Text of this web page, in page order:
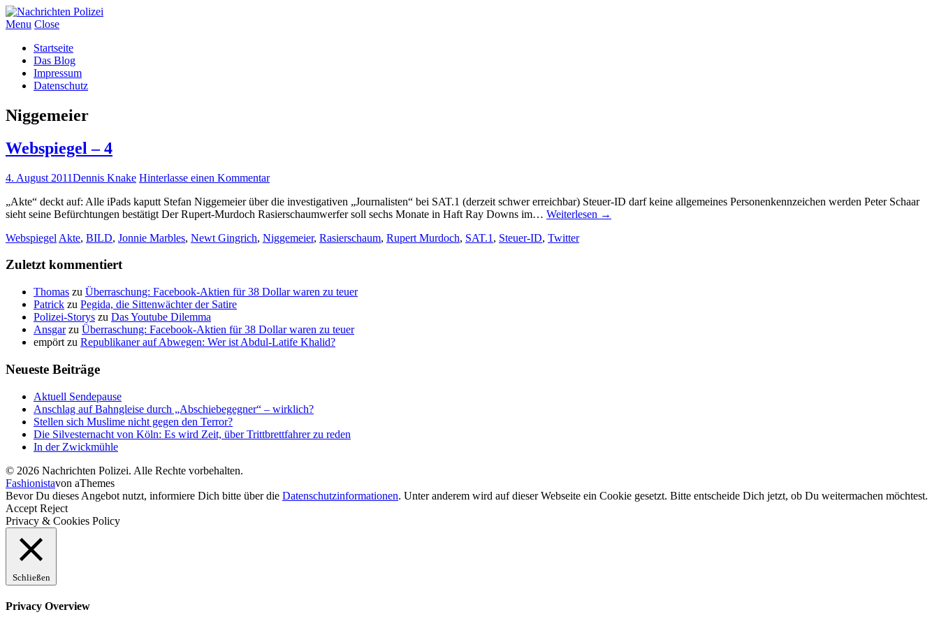
Menu Close
Startseite
Das Blog
Impressum
Datenschutz
Niggemeier
Webspiegel – 4
4. August 2011Dennis Knake Hinterlasse einen Kommentar
„Akte“ deckt auf: Alle iPads kaputt Stefan Niggemeier über die investigativen „Journalisten“ bei SAT.1 (derzeit schwer erreichbar) Steuer-ID darf keine allgemeines Personenkennzeichen werden Peter Schaar
sieht seine Befürchtungen bestätigt Der Rupert-Murdoch Rasierschaumwerfer soll sechs Monate in Haft Ray Downs im… Weiterlesen →
Webspiegel Akte, BILD, Jonnie Marbles, Newt Gingrich, Niggemeier, Rasierschaum, Rupert Murdoch, SAT.1 , Steuer-ID, Twitter
Zuletzt kommentiert
Thomas zu Überraschung: Facebook-Aktien für 38 Dollar waren zu teuer
Patrick zu Pegida, die Sittenwächter der Satire
Polizei-Storys zu Das Youtube Dilemma
Ansgarzu Überraschung: Facebook-Aktien für 38 Dollar waren zu teuer
empört zu Republikaner auf Abwegen: Wer ist Abdul-Latife Khalid?
Neueste Beiträge
Aktuell Sendepause
Anschlag auf Bahngleise durch „Abschiebegegner“ – wirklich?
Stellen sich Muslime nicht gegen den Terror?
Die Silvesternacht von Köln: Es wird Zeit, über Trittbrettfahrer zu reden
In der Zwickmühle
© 2026 Nachrichten Polizei. Alle Rechte vorbehalten.
Fashionistavon aThemes
Bevor Du dieses Angebot nutzt, informiere Dich bitte über die Datenschutzinformationen. Unter anderem wird auf dieser Webseite ein Cookie gesetzt. Bitte entscheide Dich jetzt, ob Du weitermachen möchtest.
Accept Reject
Privacy & Cookies Policy
Schließen
Privacy Overview